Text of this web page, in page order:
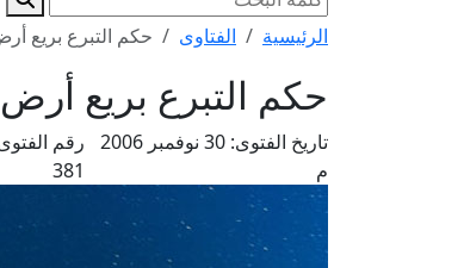
الرئيسية الفتاوى حكم التبرع بريع
حكم التبرع بريع
تاريخ الفتوى:
30 نوفمبر 2006
م
رقم
381